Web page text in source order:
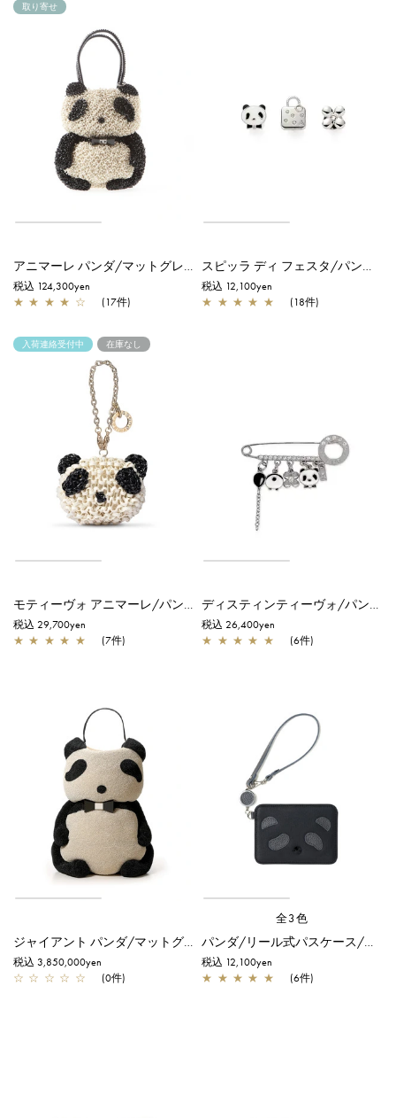
取り寄せ
アニマーレ パンダ/マットグレイッシュホワイト
税込 124,300yen
★ ★ ★ ★ ☆ (17件)
スピッラ ディ フェスタ/パンダ/シルバー
税込 12,100yen
★ ★ ★ ★ ★ (18件)
入荷連絡受付中 在庫なし
モティーヴォ アニマーレ/パンダ/エナメルブラック×マットホワイト
税込 29,700yen
★ ★ ★ ★ ★ (7件)
ディスティンティーヴォ/パンダ/シルバー
税込 26,400yen
★ ★ ★ ★ ★ (6件)
ジャイアント パンダ/マットグレイッシュホワイト【受注販売品】
税込 3,850,000yen
☆ ☆ ☆ ☆ ☆ (0件)
全3色
パンダ/リール式パスケース/ブラック×ブラック
税込 12,100yen
★ ★ ★ ★ ★ (6件)